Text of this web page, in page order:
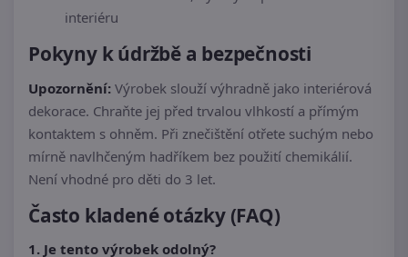
interiéru
Pokyny k údržbě a bezpečnosti
Upozornění: Výrobek slouží výhradně jako interiérová
dekorace. Chraňte jej před trvalou vlhkostí a přímým
kontaktem s ohněm. Při znečištění otřete suchým nebo
mírně navlhčeným hadříkem bez použití chemikálií.
Není vhodné pro děti do 3 let.
Často kladené otázky (FAQ)
1. Je tento výrobek odolný?